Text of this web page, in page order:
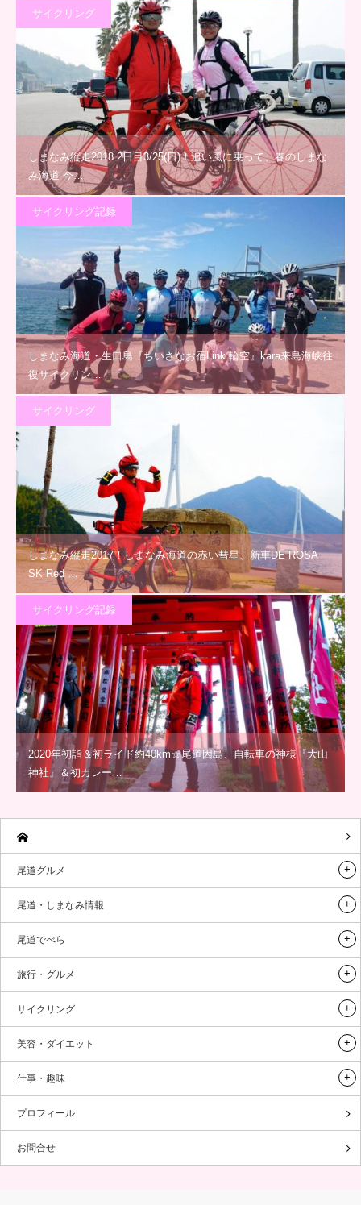
サイクリング
しまなみ縦走2018 2日目3/25(日)！追い風に乗って、春のしまな
み海道 今…
サイクリング記録
しまなみ海道・生口島『ちいさなお宿Link 輪空』kara来島海峡往
復サイクリン…
サイクリング
しまなみ縦走2017！しまなみ海道の赤い彗星、新車DE ROSA
SK Red …
サイクリング記録
2020年初詣＆初ライド約40km☆尾道因島、自転車の神様『大山
神社』＆初カレー…
尾道グルメ
尾道・しまなみ情報
尾道でべら
旅行・グルメ
サイクリング
美容・ダイエット
仕事・趣味
プロフィール
お問合せ